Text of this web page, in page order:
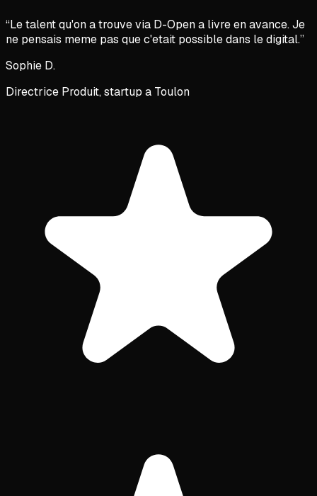
“Le talent qu'on a trouve via D-Open a livre en avance. Je
ne pensais meme pas que c'etait possible dans le digital.”
Sophie D.
Directrice Produit, startup a Toulon